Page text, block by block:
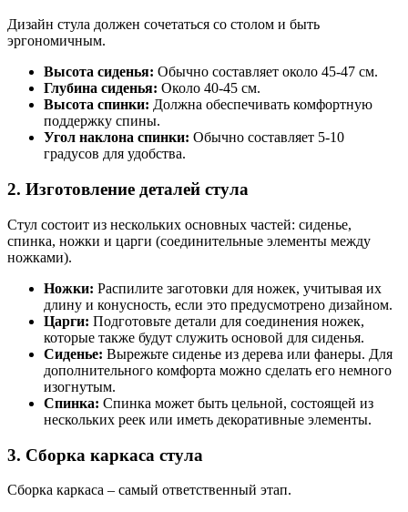
Дизайн стула должен сочетаться со столом и быть
эргономичным.
Высота сиденья: Обычно составляет около 45-47 см.
Глубина сиденья: Около 40-45 см.
Высота спинки: Должна обеспечивать комфортную
поддержку спины.
Угол наклона спинки: Обычно составляет 5-10
градусов для удобства.
2. Изготовление деталей стула
Стул состоит из нескольких основных частей: сиденье,
спинка, ножки и царги (соединительные элементы между
ножками).
Ножки: Распилите заготовки для ножек, учитывая их
длину и конусность, если это предусмотрено дизайном.
Царги: Подготовьте детали для соединения ножек,
которые также будут служить основой для сиденья.
Сиденье: Вырежьте сиденье из дерева или фанеры. Для
дополнительного комфорта можно сделать его немного
изогнутым.
Спинка: Спинка может быть цельной, состоящей из
нескольких реек или иметь декоративные элементы.
3. Сборка каркаса стула
Сборка каркаса – самый ответственный этап.